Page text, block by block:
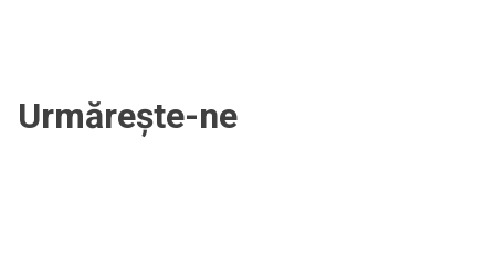
Urmărește-ne